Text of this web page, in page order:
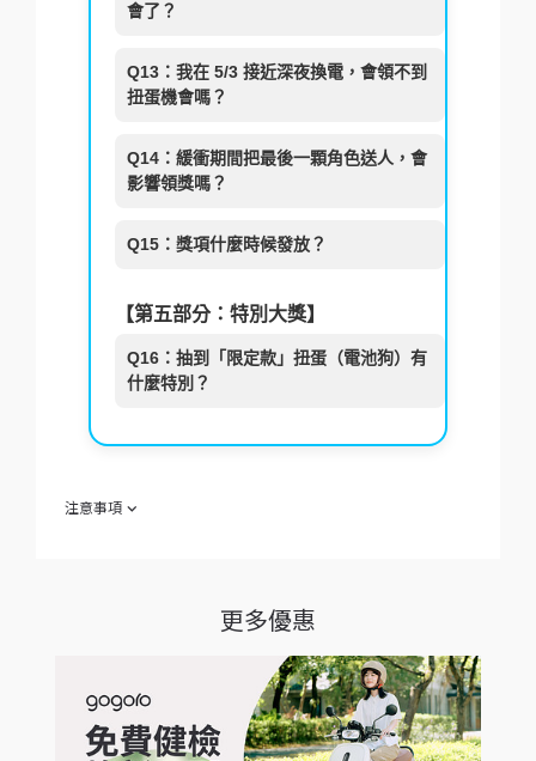
會了？
Q13：我在 5/3 接近深夜換電，會領不到
扭蛋機會嗎？
Q14：緩衝期間把最後一顆角色送人，會
影響領獎嗎？
Q15：獎項什麼時候發放？
【第五部分：特別大獎】
Q16：抽到「限定款」扭蛋（電池狗）有
什麼特別？
注意事項
5/10：停止換電累積，仍可消耗剩餘扭蛋機會、贈送與徵
活動資格：2026/5/4 前擁有 Gogoro 車輛的 Gogoro 車主
扭蛋蒐集趣資料統計區間：2026/3/9 - 2026/5/10
參加人須同意接受 Gogoro 隱私權政策：
更多優惠